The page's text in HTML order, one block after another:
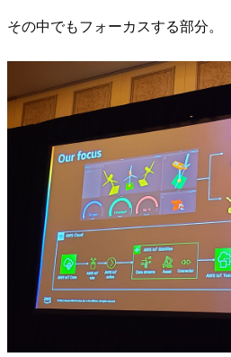
その中でもフォーカスする部分。